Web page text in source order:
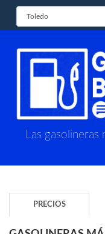
Las gasolineras
PRECIOS